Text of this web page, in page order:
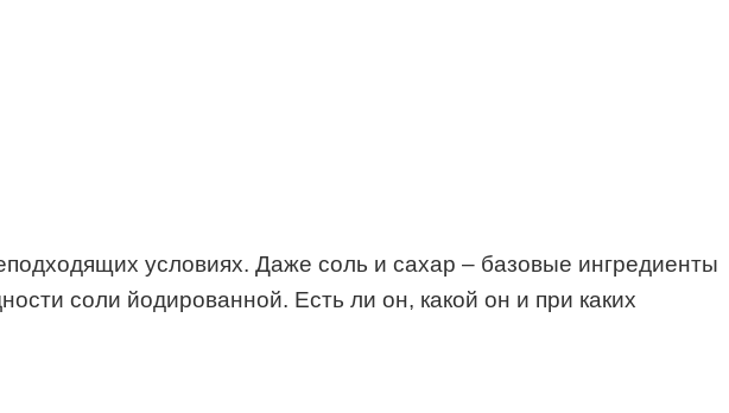
условиях. Даже соль и сахар – базовые ингредиенты
соли йодированной. Есть ли он, какой он и при каких